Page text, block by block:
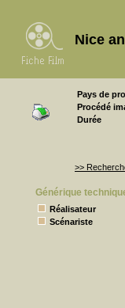
Nice
Pays de
Procédé
Durée
>>
Générique
Réalisateur
Scénariste